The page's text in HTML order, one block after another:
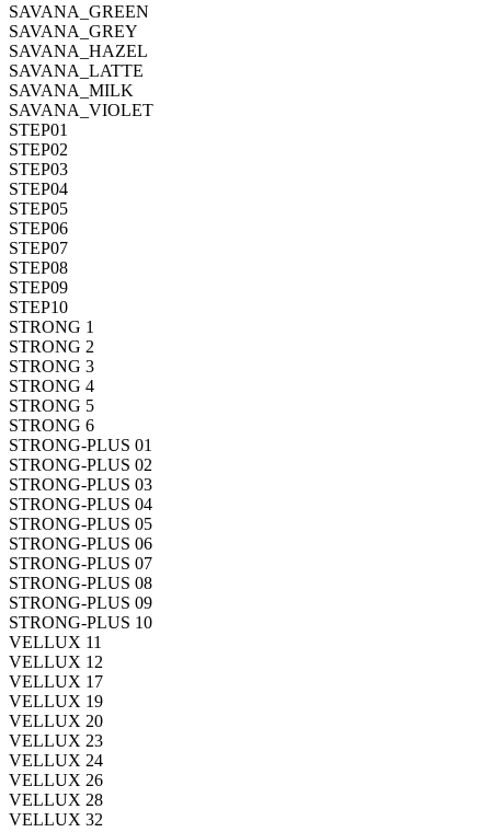
SAVANA_GREEN
SAVANA_GREY
SAVANA_HAZEL
SAVANA_LATTE
SAVANA_MILK
SAVANA_VIOLET
STEP01
STEP02
STEP03
STEP04
STEP05
STEP06
STEP07
STEP08
STEP09
STEP10
STRONG 1
STRONG 2
STRONG 3
STRONG 4
STRONG 5
STRONG 6
STRONG-PLUS 01
STRONG-PLUS 02
STRONG-PLUS 03
STRONG-PLUS 04
STRONG-PLUS 05
STRONG-PLUS 06
STRONG-PLUS 07
STRONG-PLUS 08
STRONG-PLUS 09
STRONG-PLUS 10
VELLUX 11
VELLUX 12
VELLUX 17
VELLUX 19
VELLUX 20
VELLUX 23
VELLUX 24
VELLUX 26
VELLUX 28
VELLUX 32